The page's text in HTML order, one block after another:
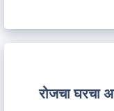
रोजचा घरचा